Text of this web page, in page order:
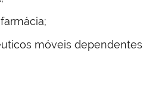
móveis dependentes